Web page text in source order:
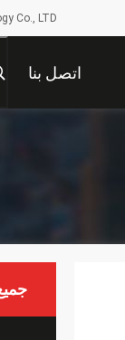
Co., LTD
اتصل بنا